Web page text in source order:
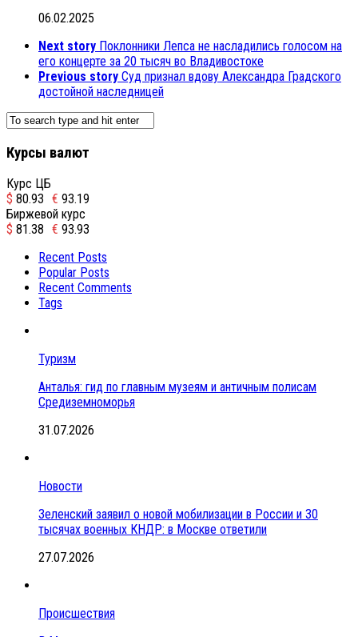
06.02.2025
Next story Поклонники Лепса не насладились голосом на
его концерте за 20 тысяч во Владивостоке
Previous story Суд признал вдову Александра Градского
достойной наследницей
Курсы валют
Курс ЦБ
$ 80.93 € 93.19
Биржевой курс
$ 81.38 € 93.93
Recent Posts
Popular Posts
Recent Comments
Tags
Туризм
Анталья: гид по главным музеям и античным полисам
Средиземноморья
31.07.2026
Новости
Зеленский заявил о новой мобилизации в России и 30
тысячах военных КНДР: в Москве ответили
27.07.2026
Происшествия